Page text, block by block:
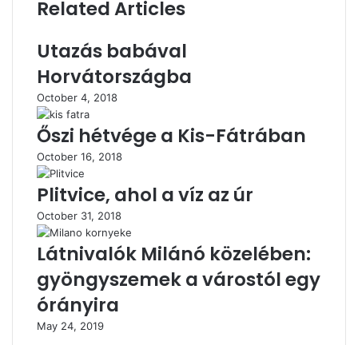
Related Articles
Utazás babával
Horvátországba
October 4, 2018
Őszi hétvége a Kis-Fátrában
October 16, 2018
Plitvice, ahol a víz az úr
October 31, 2018
Látnivalók Milánó közelében:
gyöngyszemek a várostól egy
órányira
May 24, 2019